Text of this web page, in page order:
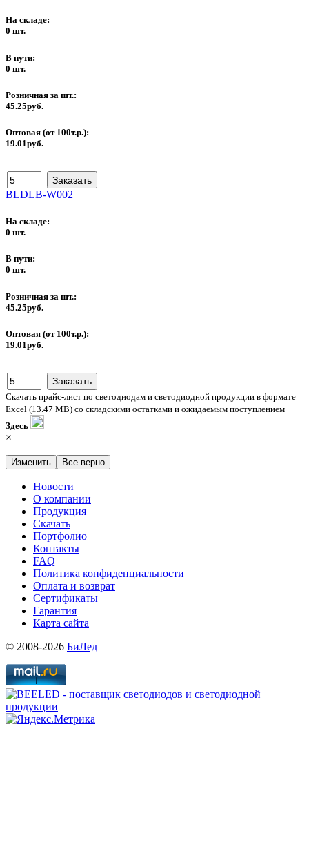
На складе:
0 шт.
В пути:
0 шт.
Розничная за шт.:
45.25руб.
Оптовая (от 100т.р.):
19.01руб.
BLDLB-W002
На складе:
0 шт.
В пути:
0 шт.
Розничная за шт.:
45.25руб.
Оптовая (от 100т.р.):
19.01руб.
Скачать прайс-лист по светодиодам и светодиодной продукции в формате
Excel (13.47 MB) со складскими остатками и ожидаемым поступлением
Здесь
×
Изменить Все верно
Новости
О компании
Продукция
Скачать
Портфолио
Контакты
FAQ
Политика конфиденциальности
Оплата и возврат
Сертификаты
Гарантия
Карта сайта
© 2008-2026 БиЛед